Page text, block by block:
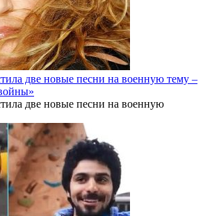
две новые песни на военную тему –
две новые песни на военную